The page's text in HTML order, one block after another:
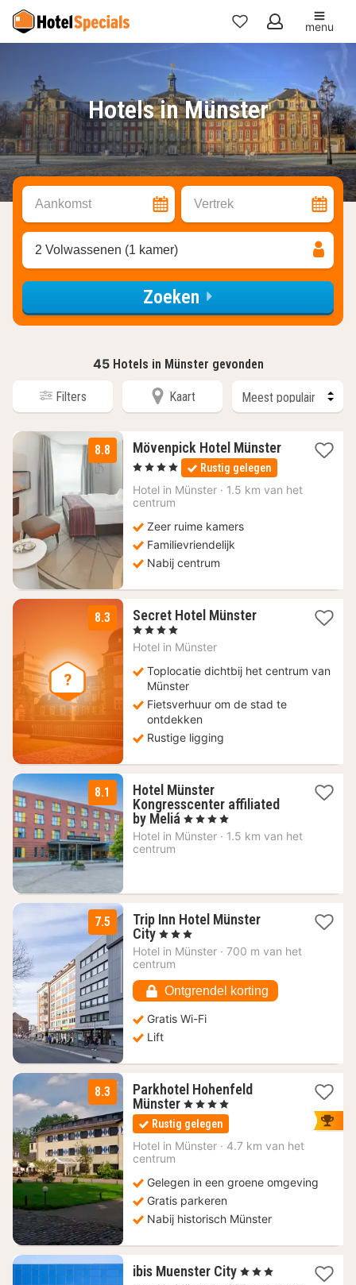
Mijn
menu
Hotels in Münster
Aankomst Vertrek
2 Volwassenen (1 kamer)
Zoeken
45 Hotels in Münster gevonden
Filters Kaart
8.8 Mövenpick Hotel Münster2
nachten
146,30
, 4 Sterren Rustig gelegen
Hotel in Münster · 1.5 km van het
centrum
Zeer ruime kamers
Familievriendelijk
Nabij centrum
8.3 Secret Hotel Münster1
€
, 4 Sterren
Hotel in Münster
Toplocatie dichtbij het centrum van
Münster
Fietsverhuur om de stad te
ontdekken
Rustige ligging
8.1
Hotel Münster
Kongresscenter affiliated
by Meliá 1
nacht
, 4 Sterren
Hotel in Münster · 1.5 km van het
centrum
7.5
Trip Inn Hotel Münster
City 1
nacht
vanaf
€
, 3 Sterren
Hotel in Münster · 700 m van het
centrum
Ontgrendel korting
Gratis Wi-Fi
Lift
8.3
Parkhotel Hohenfeld
Münster 1
nacht
vanaf
103,46
, 4 Sterren
Rustig gelegen
Hotel in Münster · 4.7 km van het
centrum
Gelegen in een groene omgeving
Gratis parkeren
Nabij historisch Münster
ibis Muenster City 1
, 3 Sterren